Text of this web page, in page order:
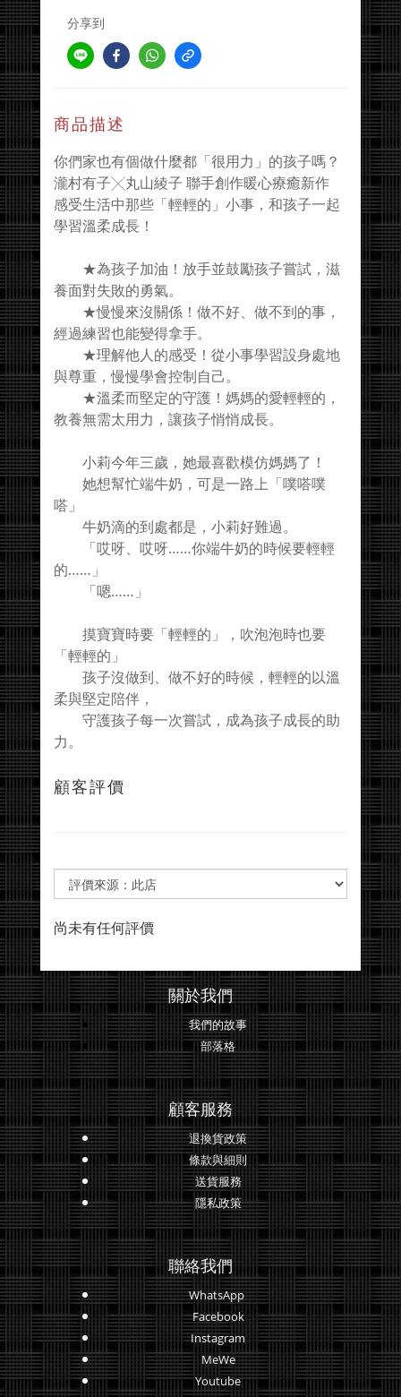
分享到
商品描述
你們家也有個做什麼都「很用力」的孩子嗎？
瀧村有子╳丸山綾子 聯手創作暖心療癒新作
感受生活中那些「輕輕的」小事，和孩子一起
學習溫柔成長！
★為孩子加油！放手並鼓勵孩子嘗試，滋
養面對失敗的勇氣。
★慢慢來沒關係！做不好、做不到的事，
經過練習也能變得拿手。
★理解他人的感受！從小事學習設身處地
與尊重，慢慢學會控制自己。
★溫柔而堅定的守護！媽媽的愛輕輕的，
教養無需太用力，讓孩子悄悄成長。
小莉今年三歲，她最喜歡模仿媽媽了！
她想幫忙端牛奶，可是一路上「噗嗒噗
嗒」
牛奶滴的到處都是，小莉好難過。
「哎呀、哎呀……你端牛奶的時候要輕輕
的……」
「嗯……」
摸寶寶時要「輕輕的」，吹泡泡時也要
「輕輕的」
孩子沒做到、做不好的時候，輕輕的以溫
柔與堅定陪伴，
守護孩子每一次嘗試，成為孩子成長的助
力。
顧客評價
尚未有任何評價
關於我們
我們的故事
部落格
顧客服務
退換貨政策
條款與細則
送貨服務
隱私政策
聯絡我們
WhatsApp
Facebook
Instagram
MeWe
Youtube